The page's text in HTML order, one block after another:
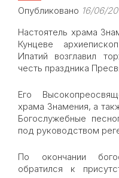
Опубликовано 16/06/
Настоятель храма
Кунцеве
Ипатий возглавил
честь праздника
Его
храма Знамения, а
Богослужебные
под руководством
По окончании
обратился к